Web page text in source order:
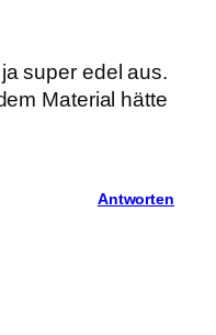
super edel aus.
Material hätte
Antworten